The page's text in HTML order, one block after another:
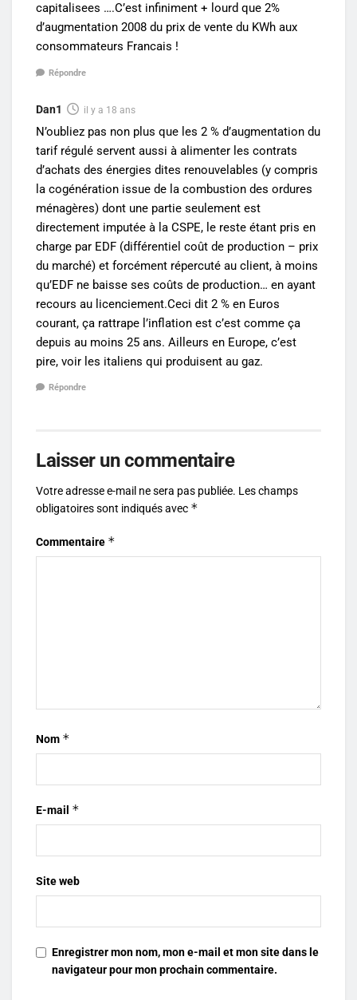
capitalisees ….C’est infiniment + lourd que 2%
d’augmentation 2008 du prix de vente du KWh aux
consommateurs Francais !
Répondre
Dan1 il y a 18 ans
N’oubliez pas non plus que les 2 % d’augmentation du
tarif régulé servent aussi à alimenter les contrats
d’achats des énergies dites renouvelables (y compris
la cogénération issue de la combustion des ordures
ménagères) dont une partie seulement est
directement imputée à la CSPE, le reste étant pris en
charge par EDF (différentiel coût de production – prix
du marché) et forcément répercuté au client, à moins
qu’EDF ne baisse ses coûts de production… en ayant
recours au licenciement.Ceci dit 2 % en Euros
courant, ça rattrape l’inflation est c’est comme ça
depuis au moins 25 ans. Ailleurs en Europe, c’est
pire, voir les italiens qui produisent au gaz.
Répondre
Laisser un commentaire
Votre adresse e-mail ne sera pas publiée. Les champs
obligatoires sont indiqués avec *
Commentaire *
Nom *
E-mail *
Site web
Enregistrer mon nom, mon e-mail et mon site dans le
navigateur pour mon prochain commentaire.